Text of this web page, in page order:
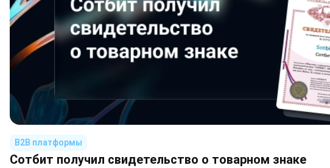
B2B платформы
Сотбит получил свидетельство о товарном знаке